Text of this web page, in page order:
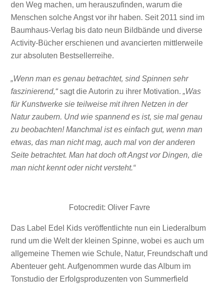
den Weg machen, um herauszufinden, warum die
Menschen solche Angst vor ihr haben. Seit 2011 sind im
Baumhaus-Verlag bis dato neun Bildbände und diverse
Activity-Bücher erschienen und avancierten mittlerweile
zur absoluten Bestsellerreihe.
„Wenn man es genau betrachtet, sind Spinnen sehr
faszinierend,“sagt die Autorin zu ihrer Motivation.„Was
für Kunstwerke sie teilweise mit ihren Netzen in der
Natur zaubern. Und wie spannend es ist, sie mal genau
zu beobachten! Manchmal ist es einfach gut, wenn man
etwas, das man nicht mag, auch mal von der anderen
Seite betrachtet. Man hat doch oft Angst vor Dingen, die
man nicht kennt oder nicht versteht.“
Fotocredit: Oliver Favre
Das Label Edel Kids veröffentlichte nun ein Liederalbum
rund um die Welt der kleinen Spinne, wobei es auch um
allgemeine Themen wie Schule, Natur, Freundschaft und
Abenteuer geht. Aufgenommen wurde das Album im
Tonstudio der Erfolgsproduzenten von Summerfield